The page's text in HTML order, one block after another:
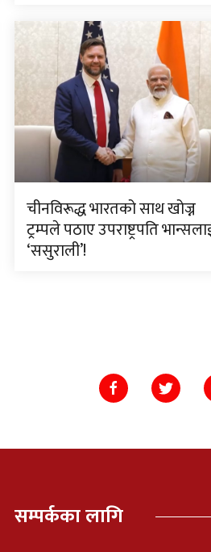
चीनविरूद्ध भारतको साथ खोज्न
ट्रम्पले पठाए उपराष्ट्रपति
‘ससुराली’!
सम्पर्कका लागि